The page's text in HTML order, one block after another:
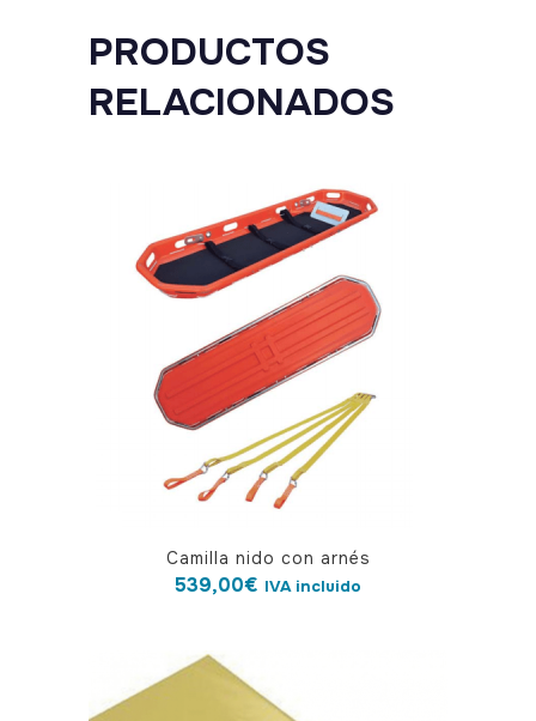
PRODUCTOS
RELACIONADOS
Camilla nido con arnés
539,00€ IVA incluido